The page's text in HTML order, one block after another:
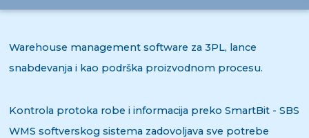
Warehouse management software za 3PL, lance
snabdevanja i kao podrška proizvodnom procesu.
Kontrola protoka robe i informacija preko SmartBit - SBS
WMS softverskog sistema zadovoljava sve potrebe